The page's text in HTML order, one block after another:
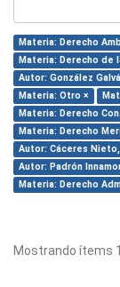
Materia: Derecho
Materia: Derecho de
Autor: González
Materia: Otro ×
Materia: Derecho
Materia: Derecho
Autor: Cáceres Nieto,
Autor: Padrón
Materia: Derecho
Mostrando ítems